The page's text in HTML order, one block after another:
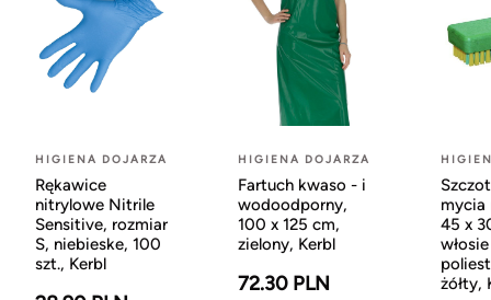
HIGIENA DOJARZA
Rękawice
nitrylowe Nitrile
Sensitive, rozmiar
S, niebieske, 100
szt., Kerbl
HIGIENA DOJARZA
Fartuch kwaso - i
wodoodporny,
100 x 125 cm,
zielony, Kerbl
72.30 PLN
mycia
45 x
żółty,